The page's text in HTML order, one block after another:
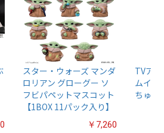
スター・ウォーズ マンダ
ロリアン グローグー ソ
フビパペットマスコット
【1BOX 11パック入り】
￥7,260
TVア
ムイ』
ちゅる